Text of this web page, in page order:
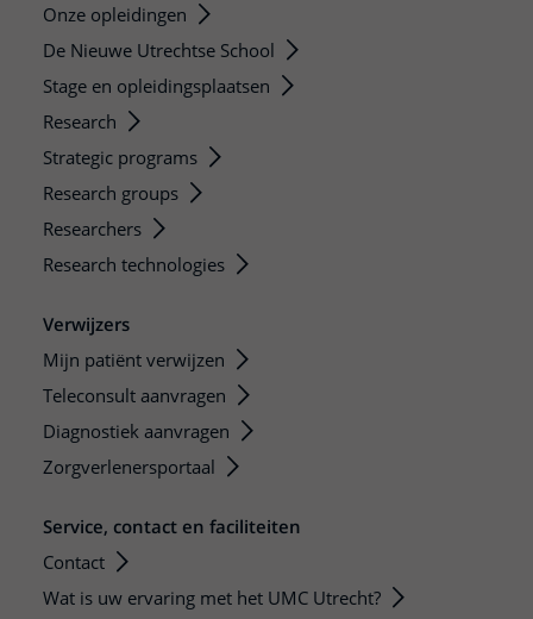
Onze opleidingen
De Nieuwe Utrechtse School
Stage en opleidingsplaatsen
Research
Strategic programs
Research groups
Researchers
Research technologies
Verwijzers
Mijn patiënt verwijzen
Teleconsult aanvragen
Diagnostiek aanvragen
Zorgverlenersportaal
Service, contact en faciliteiten
Contact
Wat is uw ervaring met het UMC Utrecht?